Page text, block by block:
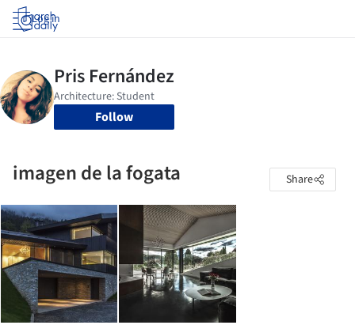
Log in
Follow
imagen de la fogata Share